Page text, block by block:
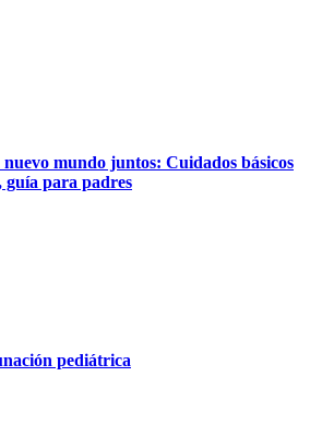
mundo juntos: Cuidados básicos
guía para padres
pediátrica